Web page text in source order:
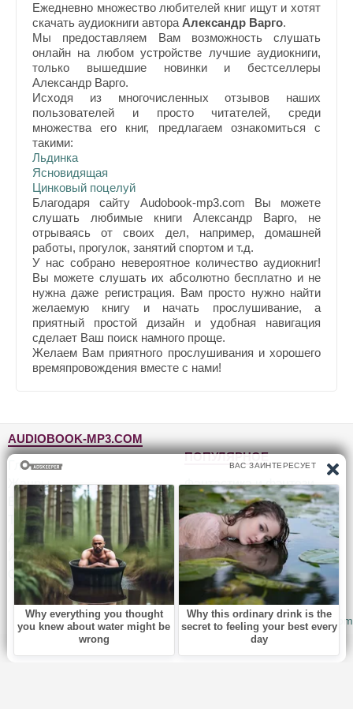
Ежедневно множество любителей книг ищут и хотят
скачать аудиокниги автора Александр Варго.
Мы предоставляем Вам возможность слушать
онлайн на любом устройстве лучшие аудиокниги,
только вышедшие новинки и бестселлеры
Александр Варго.
Исходя из многочисленных отзывов наших
пользователей и просто читателей, среди
множества его книг, предлагаем ознакомиться с
такими:
Льдинка
Ясновидящая
Цинковый поцелуй
Благодаря сайту Audobook-mp3.com Вы можете
слушать любимые книги Александр Варго, не
отрываясь от своих дел, например, домашней
работы, прогулок, занятий спортом и т.д.
У нас собрано невероятное количество аудиокниг!
Вы можете слушать их абсолютно бесплатно и не
нужна даже регистрация. Вам просто нужно найти
желаемую книгу и начать прослушивание, а
приятный простой дизайн и удобная навигация
сделает Ваш поиск намного проще.
Желаем Вам приятного прослушивания и хорошего
времяпровождения вместе с нами!
AUDIOBOOK-MP3.COM
Главная
Жанры
Блог
Топ-100
Авторы
Исполнители
Обратная связь
ПОПУЛЯРНОЕ
Фантастика и фэнтези
Детективы, триллеры
Для детей
Роман, проза
Приключения
Юмор, сатира
© 2010-2026Audiobook-mp3.com